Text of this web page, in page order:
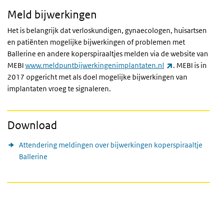
Meld bijwerkingen
Het is belangrijk dat verloskundigen, gynaecologen, huisartsen
en patiënten mogelijke bijwerkingen of problemen met
Ballerine en andere koperspiraaltjes melden via de website van
MEBI www.meldpuntbijwerkingenimplantaten.nl (externe link)
. MEBI is in
2017 opgericht met als doel mogelijke bijwerkingen van
implantaten vroeg te signaleren.
Download
Attendering meldingen over bijwerkingen koperspiraaltje
Ballerine